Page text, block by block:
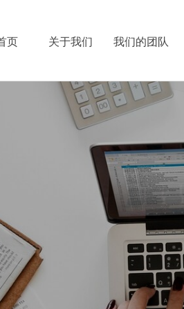
页 关于我们 我们的团队